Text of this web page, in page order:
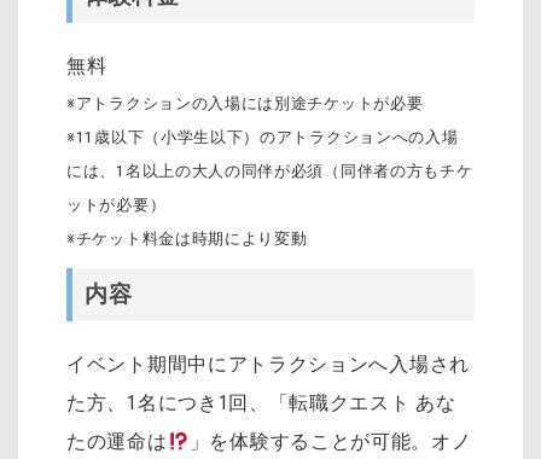
無料
※アトラクションの入場には別途チケットが必要
※11歳以下（小学生以下）のアトラクションへの入場
には、1名以上の大人の同伴が必須（同伴者の方もチケ
ットが必要）
※チケット料金は時期により変動
内容
イベント期間中にアトラクションへ入場され
た方、1名につき1回、「転職クエスト あな
たの運命は
」を体験することが可能。オノ